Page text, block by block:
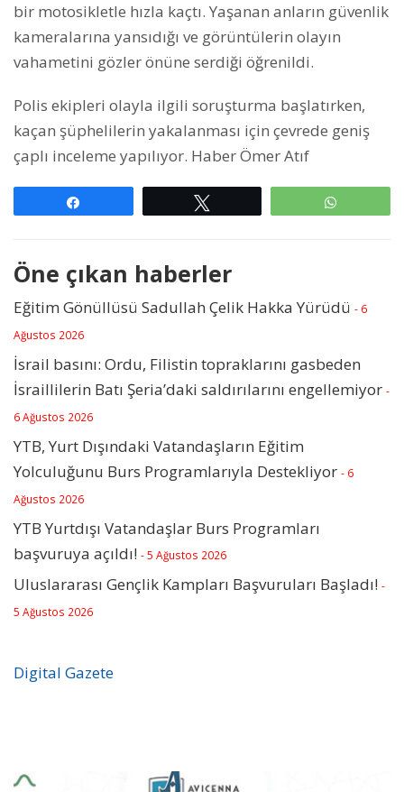
bir motosikletle hızla kaçtı. Yaşanan anların güvenlik
kameralarına yansıdığı ve görüntülerin olayın
vahametini gözler önüne serdiği öğrenildi.
Polis ekipleri olayla ilgili soruşturma başlatırken,
kaçan şüphelilerin yakalanması için çevrede geniş
çaplı inceleme yapılıyor. Haber Ömer Atıf
Öne çıkan haberler
Eğitim Gönüllüsü Sadullah Çelik Hakka Yürüdü - 6
Ağustos 2026
İsrail basını: Ordu, Filistin topraklarını gasbeden
İsraillilerin Batı Şeria’daki saldırılarını engellemiyor -
6 Ağustos 2026
YTB, Yurt Dışındaki Vatandaşların Eğitim
Yolculuğunu Burs Programlarıyla Destekliyor - 6
Ağustos 2026
YTB Yurtdışı Vatandaşlar Burs Programları
başvuruya açıldı! - 5 Ağustos 2026
Uluslararası Gençlik Kampları Başvuruları Başladı! -
5 Ağustos 2026
Digital Gazete